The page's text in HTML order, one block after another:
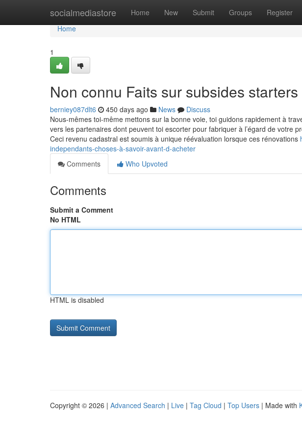
socialmediastore Home New Submit Groups Register
Home
Home
1
Non connu Faits sur subsides starters
berniey087dlt6 450 days ago News
Discuss
Nous-mêmes toi-même mettons sur la bonne voie, toi guidons rapidement à
vers les partenaires dont peuvent toi escorter pour fabriquer à l’égard de votre
Ceci revenu cadastral est soumis à unique réévaluation lorsque ces rénovations
independants-choses-à-savoir-avant-d-acheter
Comments
Who Upvoted
Comments
Submit a Comment
No HTML
HTML is disabled
Copyright © 2026 | Advanced Search | Live | Tag Cloud | Top Users | Made with